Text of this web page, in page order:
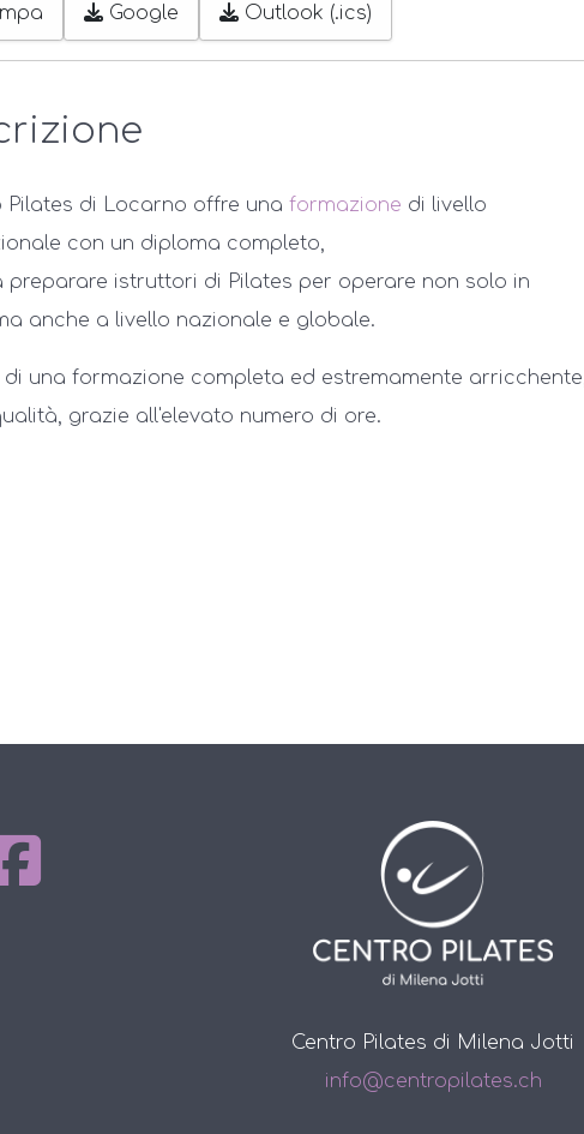
Google Outlook (.ics)
Pilates di Locarno offre una formazione di livello
con un diploma completo,
preparare istruttori di Pilates per operare non solo in
anche a livello nazionale e globale.
di una formazione completa ed estremamente
grazie all'elevato numero di ore.
Centro Pilates di Milena Jotti
info@centropilates.ch